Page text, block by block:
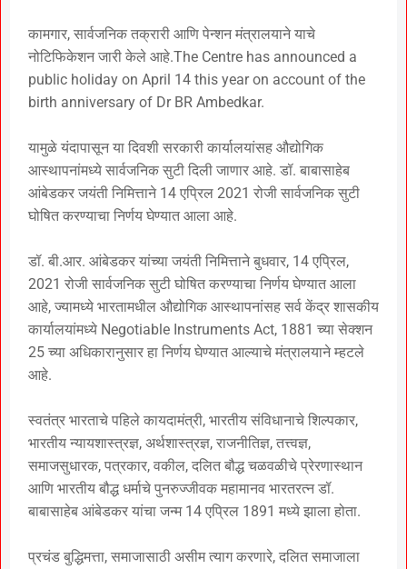
कामगार, सार्वजनिक तक्रारी आणि पेन्शन मंत्रालयाने याचे
नोटिफिकेशन जारी केले आहे.The Centre has announced a
public holiday on April 14 this year on account of the
birth anniversary of Dr BR Ambedkar.
यामुळे यंदापासून या दिवशी सरकारी कार्यालयांसह औद्योगिक
आस्थापनांमध्ये सार्वजनिक सुटी दिली जाणार आहे. डॉ. बाबासाहेब
आंबेडकर जयंती निमित्ताने 14 एप्रिल 2021 रोजी सार्वजनिक सुटी
घोषित करण्याचा निर्णय घेण्यात आला आहे.
डॉ. बी.आर. आंबेडकर यांच्या जयंती निमित्ताने बुधवार, 14 एप्रिल,
2021 रोजी सार्वजनिक सुटी घोषित करण्याचा निर्णय घेण्यात आला
आहे, ज्यामध्ये भारतामधील औद्योगिक आस्थापनांसह सर्व केंद्र शासकीय
कार्यालयांमध्ये Negotiable Instruments Act, 1881 च्या सेक्शन
25 च्या अधिकारानुसार हा निर्णय घेण्यात आल्याचे मंत्रालयाने म्हटले
आहे.
स्वतंत्र भारताचे पहिले कायदामंत्री, भारतीय संविधानाचे शिल्पकार,
भारतीय न्यायशास्त्रज्ञ, अर्थशास्त्रज्ञ, राजनीतिज्ञ, तत्त्वज्ञ,
समाजसुधारक, पत्रकार, वकील, दलित बौद्ध चळवळीचे प्रेरणास्थान
आणि भारतीय बौद्ध धर्माचे पुनरुज्जीवक महामानव भारतरत्न डॉ.
बाबासाहेब आंबेडकर यांचा जन्म 14 एप्रिल 1891 मध्ये झाला होता.
प्रचंड बुद्धिमत्ता, समाजासाठी असीम त्याग करणारे, दलित समाजाला